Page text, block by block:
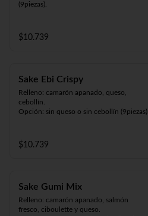
(9piezas).
$10.739
Sake Ebi Crispy
Relleno: camarón apanado, queso,
cebollín.
Opción: sin queso o sin cebollín (9piezas).
$10.739
Sake Gumi Mix
Relleno: camarón apanado, salmón
fresco, ciboulette y queso.